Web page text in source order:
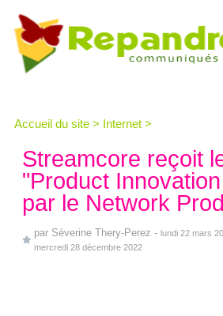
Accueil du site > Internet >
Streamcore reçoit
"Product
par le Network
par Séverine Thery-Perez - lundi 22 mars
mercredi 28 décembre 2022